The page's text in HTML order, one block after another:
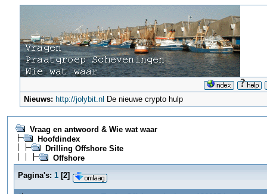
Nieuws: http://jolybit.nl De nieuwe crypto hulp
Vraag en antwoord & Wie wat waar
Hoofdindex
Drilling Offshore Site
Offshore
Pagina's: 1 [2]